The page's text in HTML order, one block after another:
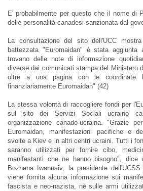
E' probabilmente per questo che il nome di
delle personalità canadesi sanzionata dal
La consultazione del sito dell'UCC
battezzata "Euromaidan" è stata
trovano delle note di informazione
diverse dai comunicati stampa del Ministero
oltre a una pagina con le coordinate
finanziariamente Euromaidan" (42)
La stessa volontà di raccogliere fondi per
sul sito dei Servizi Sociali ucraino
organizzazione canado-ucraina. "Grazie
Euromaidan, manifestazioni pacifiche e
svolte a Kiev e in altri centri ucraini. Tutti i
saranno utilizzati per fornire cibo,
manifestanti che ne hanno bisogno", dice
Bozhena Iwanusiv, la presidente
viene fornita alcuna informazione sui
fascista e neo-nazista, né sulle armi